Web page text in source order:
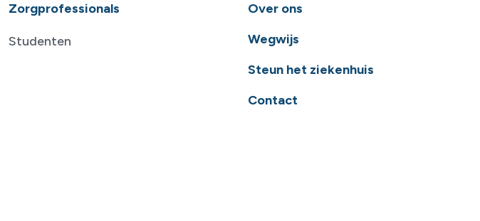
Zorgprofessionals
Studenten
Over ons
Wegwijs
Steun het ziekenhuis
Contact